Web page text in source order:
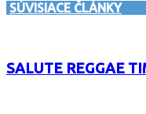
SÚVISIACE ČLÁNKY
SALUTE REGGAE